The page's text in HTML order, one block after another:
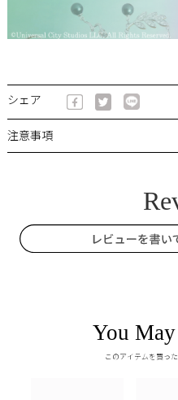
シェア
注意事項
You
このアイテムを買っ